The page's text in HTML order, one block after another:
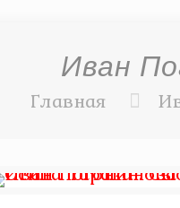
Иван
Главная